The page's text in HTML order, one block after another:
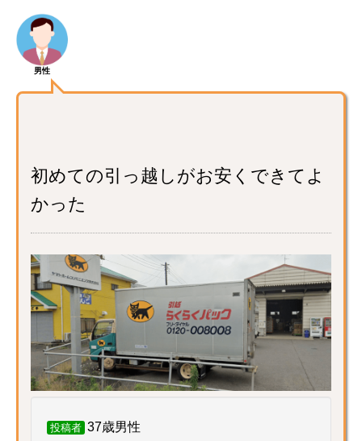
男性
初めての引っ越しがお安くできてよ
かった
投稿者 37歳男性